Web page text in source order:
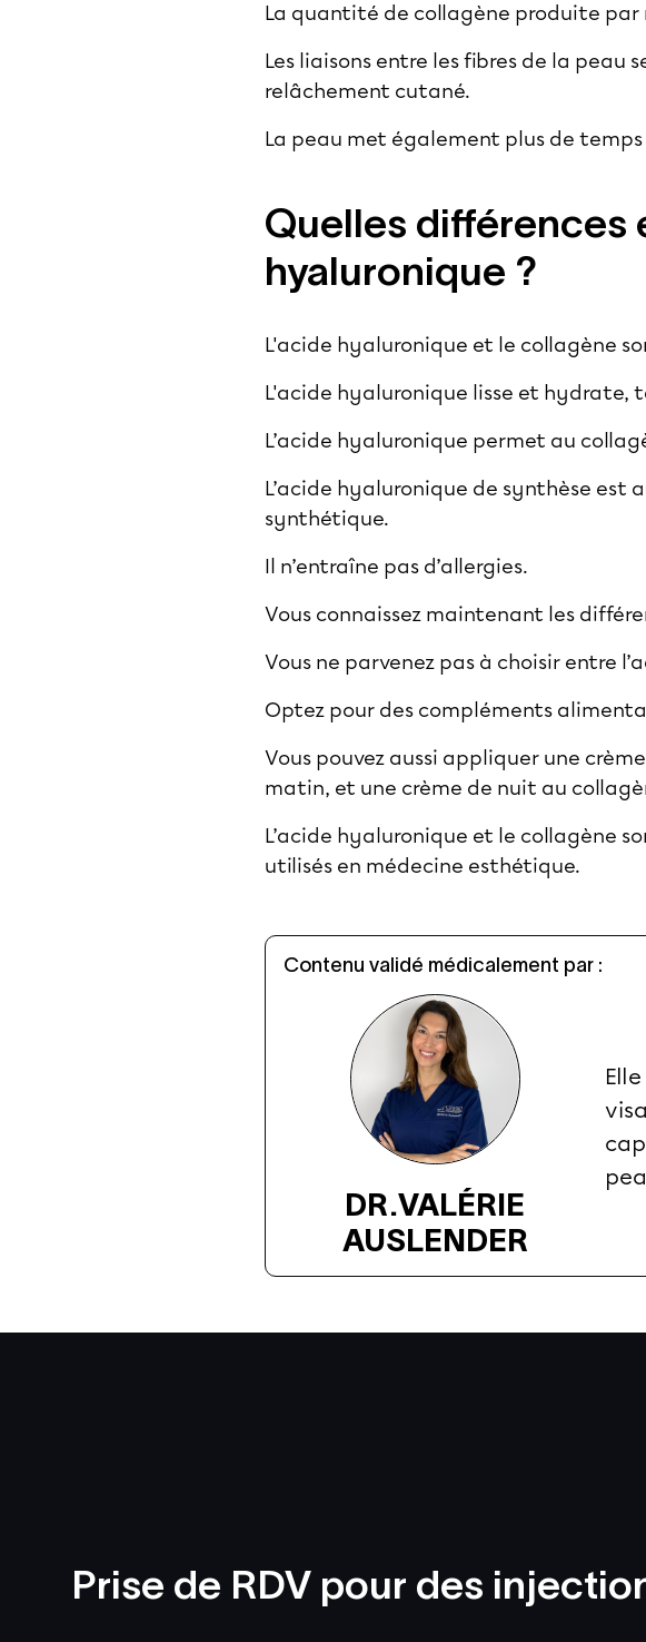
La quantité de collagène produite par
Les liaisons entre les fibres de la peau
relâchement cutané.
La peau met également plus de
Quelles différences
hyaluronique ?
L'acide hyaluronique et le collagène
L'acide hyaluronique lisse et hydrate,
L’acide hyaluronique permet au
L’acide hyaluronique de synthèse est
synthétique.
Il n’entraîne pas d’allergies.
Vous connaissez maintenant les
Vous ne parvenez pas à choisir entre
Optez pour des compléments
Vous pouvez aussi appliquer une
matin, et une crème de nuit au
L’acide hyaluronique et le collagène
utilisés en médecine esthétique.
Contenu validé médicalement par :
DR.VALÉRIE
AUSLENDER
Prise de RDV pour des